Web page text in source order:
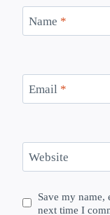
Name *
Email *
Website
Save my
next time I